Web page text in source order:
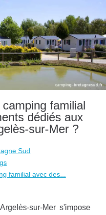
familial
dédiés aux
sur-Mer ?
Sud
familial avec des...
sur-Mer s'impose